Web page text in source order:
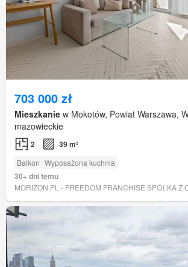
703 000 zł
Mieszkanie w Mokotów, Powiat Warszawa,
mazowieckie
2 39 m²
Balkon Wyposażona kuchnia
30+ dni temu